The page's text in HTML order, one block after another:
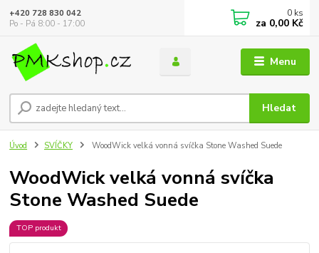
Menu
Hledat
+420 728 830 042
Po - Pá 8:00 - 17:00
0 ks
za 0,00 Kč
Úvod SVÍČKY WoodWick velká vonná svíčka Stone Washed Suede
WoodWick velká vonná svíčka
Stone Washed Suede
TOP produkt